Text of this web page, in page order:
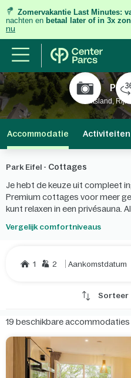
Zomervakantie Last Minutes:
nachten en betaal later of in 3x
nu
Duitsland,
Accommodatie Activiteiten
Park Eifel - Cottages
Je hebt de keuze uit compleet
Premium cottages voor meer
kunt relaxen in een privésauna.
Vergelijk comfortniveaus
1 2 Aankomstdatum
Sorteer
19 beschikbare accommodaties